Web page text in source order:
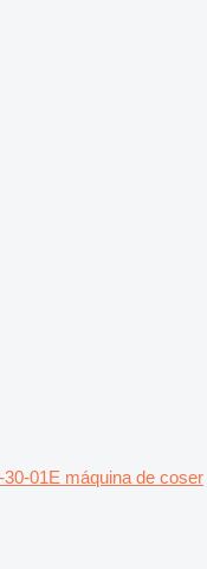
30-01E máquina de coser